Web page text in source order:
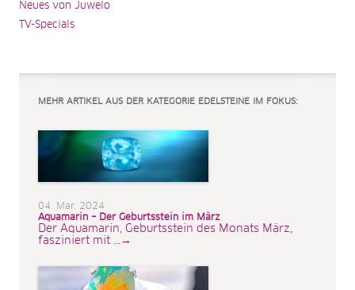
Neues von Juwelo
TV-Specials
MEHR ARTIKEL AUS DER KATEGORIE EDELSTEINE IM FOKUS:
04. Mar. 2024
Aquamarin – Der Geburtsstein im März
Der Aquamarin, Geburtsstein des Monats März,
fasziniert mit ...→